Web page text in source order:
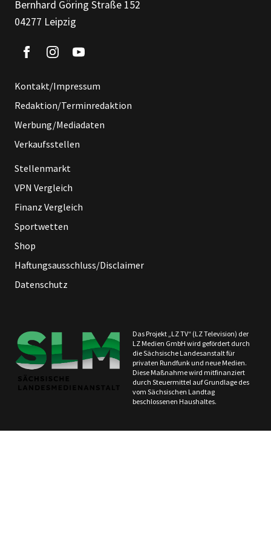
Bernhard Göring Straße 152
04277 Leipzig
Kontakt/Impressum
Redaktion/Terminredaktion
Werbung/Mediadaten
Verkaufsstellen
Stellenmarkt
VPN Vergleich
Finanz Vergleich
Sportwetten
Shop
Haftungsausschluss/Disclaimer
Datenschutz
Das Projekt „LZ TV“ (LZ Television) der
LZ Medien GmbH wird gefördert durch
die Sächsische Landesanstalt für
privaten Rundfunk und neue Medien.
Diese Maßnahme wird mitfinanziert
durch Steuermittel auf Grundlage des
vom Sächsischen Landtag
beschlossenen Haushaltes.